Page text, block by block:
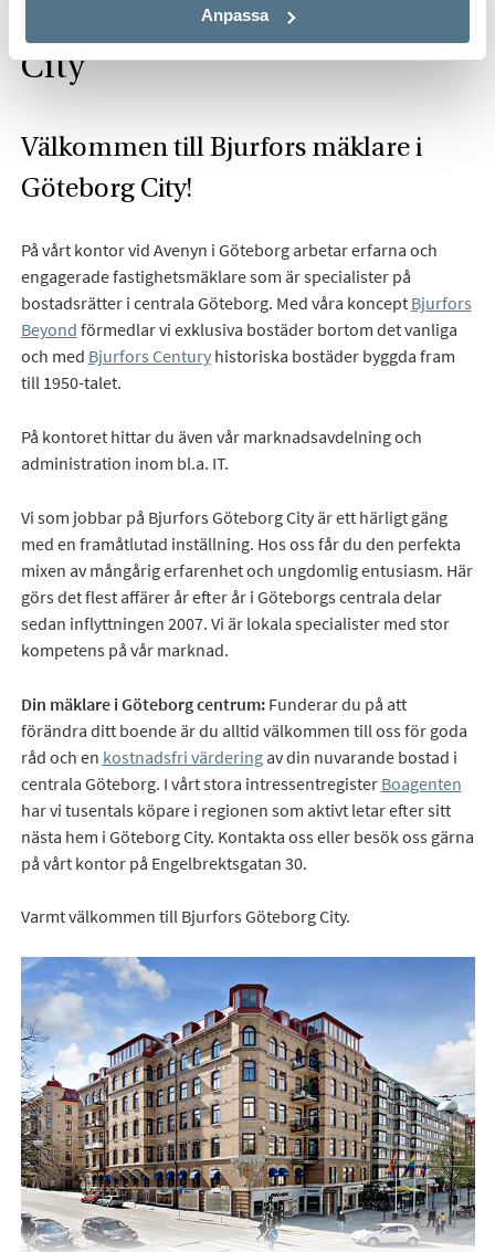
Anpassa
Hitta mäklare i Göteborg
City
Välkommen till Bjurfors mäklare i
Göteborg City!
På vårt kontor vid Avenyn i Göteborg arbetar erfarna och
engagerade fastighetsmäklare som är specialister på
bostadsrätter i centrala Göteborg. Med våra koncept Bjurfors
Beyond förmedlar vi exklusiva bostäder bortom det vanliga
och med Bjurfors Centuryhistoriska bostäder byggda fram
till 1950-talet.
På kontoret hittar du även vår marknadsavdelning och
administration inom bl.a. IT.
Vi som jobbar på Bjurfors Göteborg City är ett härligt gäng
med en framåtlutad inställning. Hos oss får du den perfekta
mixen av mångårig erfarenhet och ungdomlig entusiasm. Här
görs det flest affärer år efter år i Göteborgs centrala delar
sedan inflyttningen 2007. Vi är lokala specialister med stor
kompetens på vår marknad.
Din mäklare i Göteborg centrum:Funderar du på att
förändra ditt boende är du alltid välkommen till oss för goda
råd och en kostnadsfri värderingav din nuvarande bostad i
centrala Göteborg. I vårt stora intressentregister Boagenten
har vi tusentals köpare i regionen som aktivt letar efter sitt
nästa hem i Göteborg City. Kontakta oss eller besök oss gärna
på vårt kontor på Engelbrektsgatan 30.
Varmt välkommen till Bjurfors Göteborg City.